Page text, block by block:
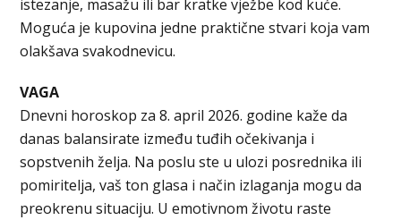
istezanje, masažu ili bar kratke vježbe kod kuće.
Moguća je kupovina jedne praktične stvari koja vam
olakšava svakodnevicu.
VAGA
Dnevni horoskop za 8. april 2026. godine kaže da
danas balansirate između tuđih očekivanja i
sopstvenih želja. Na poslu ste u ulozi posrednika ili
pomiritelja, vaš ton glasa i način izlaganja mogu da
preokrenu situaciju. U emotivnom životu raste